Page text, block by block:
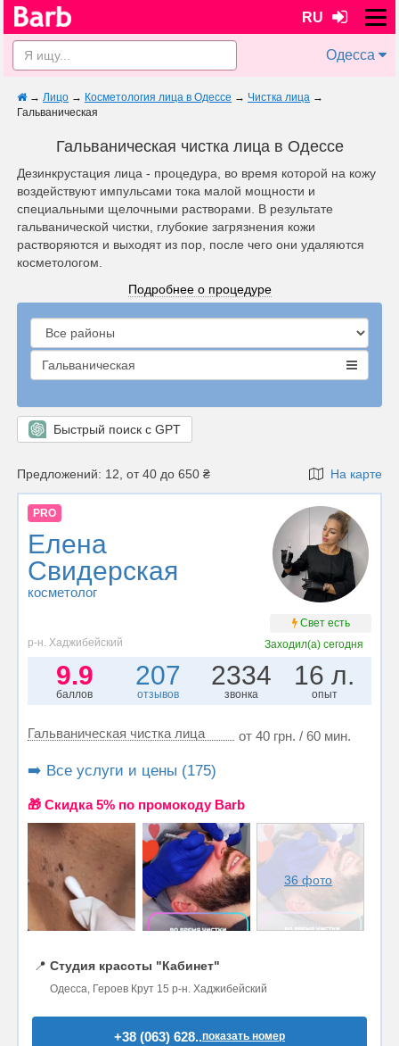
RU
Одесса
→ Лицо → Косметология лица в Одессе → Чистка лица →
Гальваническая
Гальваническая чистка лица в Одессе
Дезинкрустация лица - процедура, во время которой на кожу
воздействуют импульсами тока малой мощности и
специальными щелочными растворами. В результате
гальванической чистки, глубокие загрязнения кожи
растворяются и выходят из пор, после чего они удаляются
косметологом.
Подробнее о процедуре
Гальваническая
Быстрый поиск с GPT
Предложений: 12, от 40 до 650 ₴ На карте
PRO
Елена
Свидерская
косметолог
Свет есть
р-н. Хаджибейский
Заходил(а)сегодня
9.9
баллов
207
отзывов
2334
звонка
16 л.
опыт
Гальваническая чистка лица от 40 грн. / 60 мин.
➡️ Все услуги и цены (175)
🎁 Cкидка 5% по промокоду Barb
36 фото
📍 Студия красоты "Кабинет"
Одесса, Героев Крут 15 р-н. Хаджибейский
+38 (063) 628..показать номер